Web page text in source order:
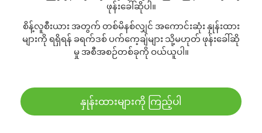
ဖုန်းခေါ်ဆိုပါ။
စိန့်လူစီးယား အတွက် တစ်မိနစ်လျှင် အကောင်းဆုံး နှုန်းထား
များကို ရရှိရန် ခရက်ဒစ် ပက်ကေ့ချ်များ သို့မဟုတ် ဖုန်းခေါ်ဆို
မှု အစီအစဉ်တစ်ခုကို ဝယ်ယူပါ။
နှုန်းထားများကို ကြည့်ပါ